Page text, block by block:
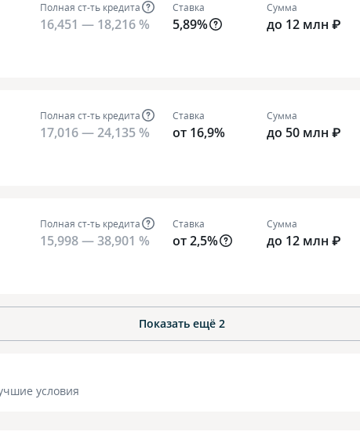
Полная ст-ть кредита
16,451 — 18,216 %
Ставка
5,89%
Сумма
до 12 млн ₽
Полная ст-ть кредита
17,016 — 24,135 %
Ставка
от 16,9%
Сумма
до 50 млн ₽
Полная ст-ть кредита
15,998 — 38,901 %
Ставка
от 2,5%
Сумма
до 12 млн ₽
Показать ещё 2
условия